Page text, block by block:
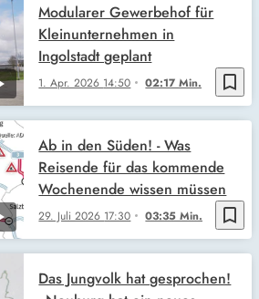
bookmark_border
1. Apr. 2026 14:50 02:17 Min.
Modularer Gewerbehof für
Kleinunternehmen in
Ingolstadt geplant
bookmark_border
29. Juli 2026 17:30 03:35 Min.
Ab in den Süden! - Was
Reisende für das kommende
Wochenende wissen müssen
Das Jungvolk hat gesprochen!